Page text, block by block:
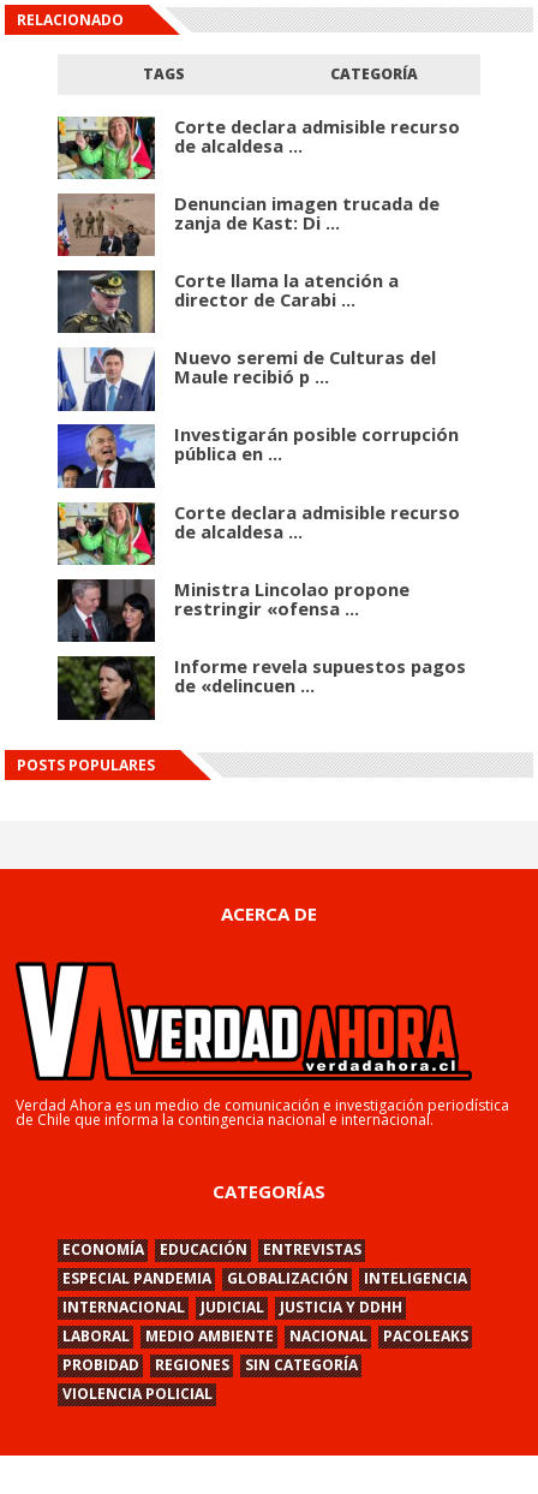
RELACIONADO
TAGS CATEGORÍA
Corte declara admisible recurso
de alcaldesa ...
Denuncian imagen trucada de
zanja de Kast: Di ...
Corte llama la atención a
director de Carabi ...
Nuevo seremi de Culturas del
Maule recibió p ...
Investigarán posible corrupción
pública en ...
Corte declara admisible recurso
de alcaldesa ...
Ministra Lincolao propone
restringir «ofensa ...
Informe revela supuestos pagos
de «delincuen ...
POSTS POPULARES
ACERCA DE
Verdad Ahora es un medio de comunicación e investigación periodística
de Chile que informa la contingencia nacional e internacional.
CATEGORÍAS
ECONOMÍA EDUCACIÓN
ENTREVISTAS
ESPECIAL PANDEMIA
GLOBALIZACIÓN
INTELIGENCIA
INTERNACIONAL
JUDICIAL
JUSTICIA Y DDHH
LABORAL
MEDIO AMBIENTE NACIONAL
PACOLEAKS
PROBIDAD
REGIONES
SIN CATEGORÍA
VIOLENCIA POLICIAL